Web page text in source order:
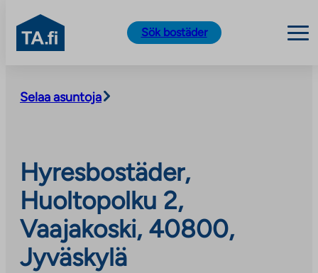
content
TA.fi
Sök bostäder
Selaa asuntoja
Hyresbostäder,
Huoltopolku 2,
Vaajakoski, 40800,
Jyväskylä